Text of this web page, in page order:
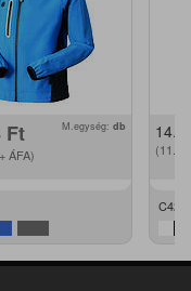
Ft
+ ÁFA)
M.egység: db
C42 -